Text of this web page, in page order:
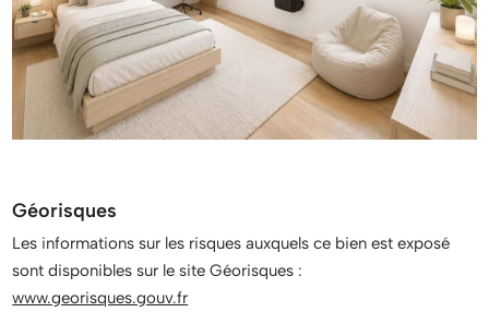
Géorisques
Les informations sur les risques auxquels ce bien est exposé
sont disponibles sur le site Géorisques :
www.georisques.gouv.fr